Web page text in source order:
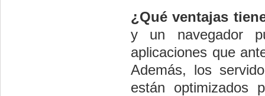
¿Qué ventajas
y un navegador
aplicaciones que
Además, los
están optimizados